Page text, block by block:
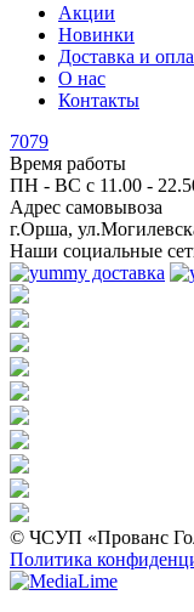
Акции
Новинки
Доставка и
О нас
Контакты
7079
Время работы
ПН - ВС с 11.00 -
Адрес самовывоза
г.Орша,
Наши социальные
© ЧСУП «Прованс
Политика